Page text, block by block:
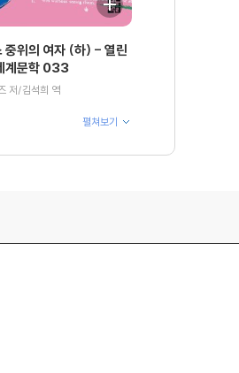
중위의 여자 (하) - 열린
계문학 033
저/김석희 역
펼쳐보기